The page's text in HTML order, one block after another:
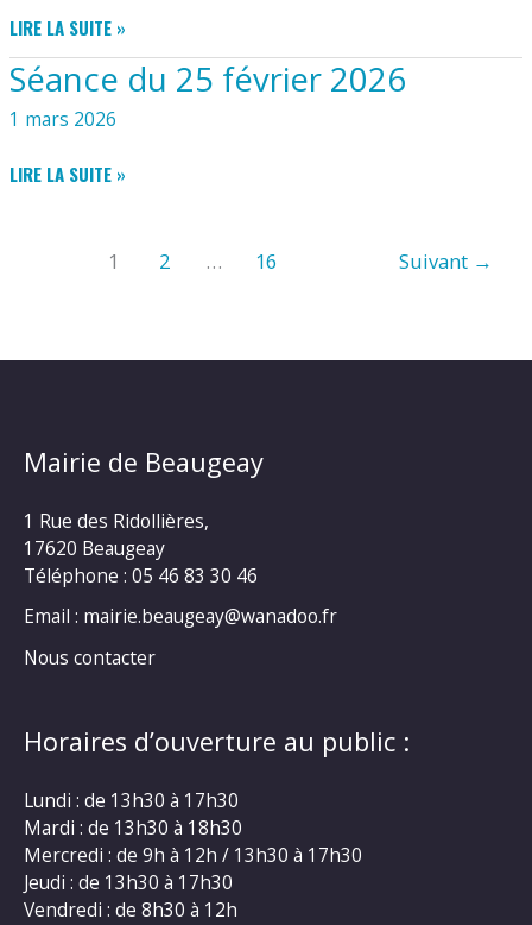
UNE
PORTE-
FENÊTRE
FANTONNIÈRES
–
POSE
DE
PHOTOVOLTAÏQUES
DP
017
036
00002
6
12
LIRE LA SUITE »
Séance du 25 février 2026
1 mars 2026
SÉANCE
LIRE LA SUITE »
1 2 … 16 Suivant →
Mairie de Beaugeay
1 Rue des Ridollières,
17620 Beaugeay
Téléphone : 05 46 83 30 46
Email : mairie.beaugeay@wanadoo.fr
Nous contacter
Horaires d’ouverture au public :
Lundi : de 13h30 à 17h30
Mardi : de 13h30 à 18h30
Mercredi : de 9h à 12h / 13h30 à 17h30
Jeudi : de 13h30 à 17h30
Vendredi : de 8h30 à 12h